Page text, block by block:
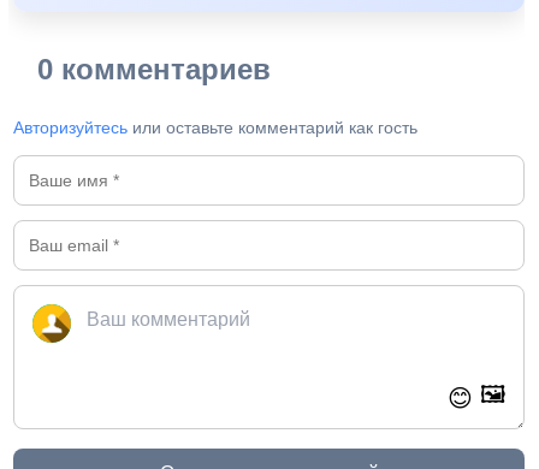
0 комментариев
Авторизуйтесь или оставьте комментарий как гость
😊 🖼️